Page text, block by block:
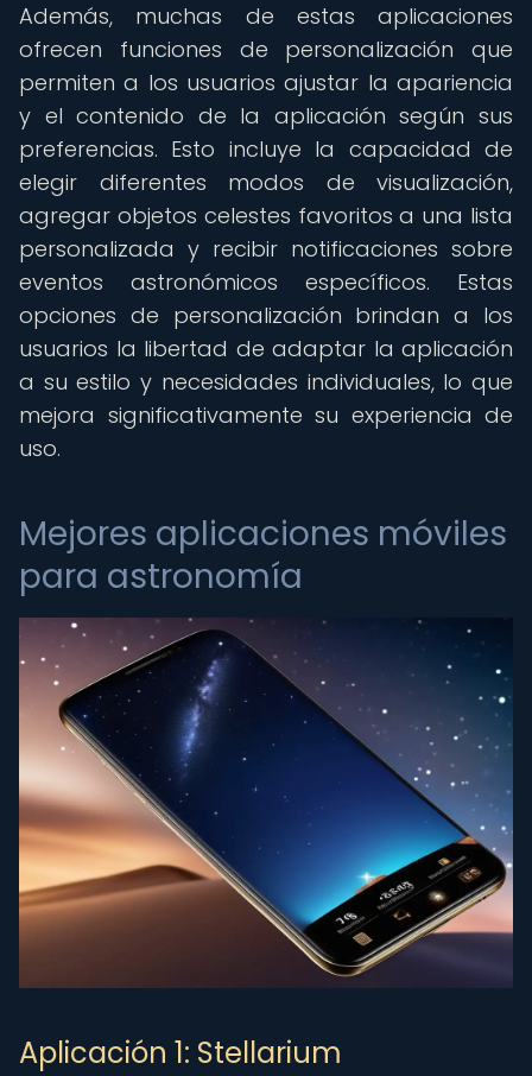
Además, muchas de estas aplicaciones
ofrecen funciones de personalización que
permiten a los usuarios ajustar la apariencia
y el contenido de la aplicación según sus
preferencias. Esto incluye la capacidad de
elegir diferentes modos de visualización,
agregar objetos celestes favoritos a una lista
personalizada y recibir notificaciones sobre
eventos astronómicos específicos. Estas
opciones de personalización brindan a los
usuarios la libertad de adaptar la aplicación
a su estilo y necesidades individuales, lo que
mejora significativamente su experiencia de
uso.
Mejores aplicaciones móviles
para astronomía
Aplicación 1: Stellarium